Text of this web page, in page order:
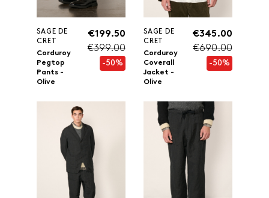
SAGE DE
CRET
Corduroy
Pegtop
Pants -
Olive
€199.50
€399.00
-50%
SAGE DE
CRET
Corduroy
Coverall
Jacket -
Olive
€345.00
€690.00
-50%